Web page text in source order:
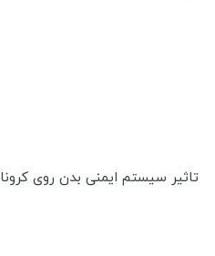
تاثیر سیستم ایمنی بدن روی کرونا